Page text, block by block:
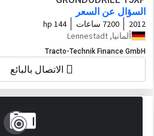
السؤال عن السعر
2012 7200 ساعات
144 hp
ألمانيا, Lennestadt
Tracto-Technik Finance GmbH
الاتصال بالبائع